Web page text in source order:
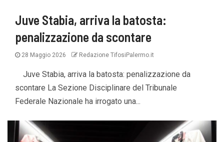
Juve Stabia, arriva la batosta:
penalizzazione da scontare
28 Maggio 2026 Redazione TifosiPalermo.it
Juve Stabia, arriva la batosta: penalizzazione da
scontare La Sezione Disciplinare del Tribunale
Federale Nazionale ha irrogato una...